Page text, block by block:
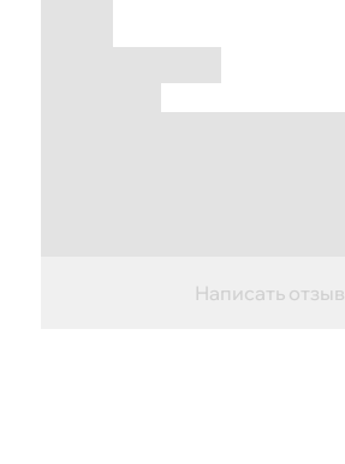
Написать отзыв